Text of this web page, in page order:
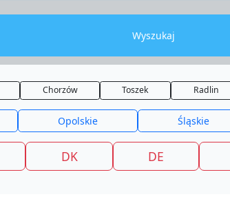
Wyszukaj
Chorzów Toszek Radlin
Opolskie Śląskie
DK DE